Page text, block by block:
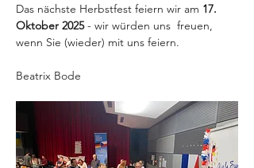
Das nächste Herbstfest feiern wir am 17.
Oktober 2025 - wir würden uns  freuen,
wenn Sie (wieder) mit uns feiern.
Beatrix Bode